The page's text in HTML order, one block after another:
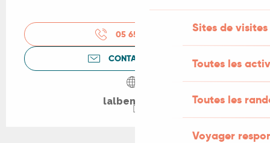
Sites de visites
Toutes les
Toutes les
Voyager
05 65 31 61
CONTACTEZ-NOUS
lalbenque.fr